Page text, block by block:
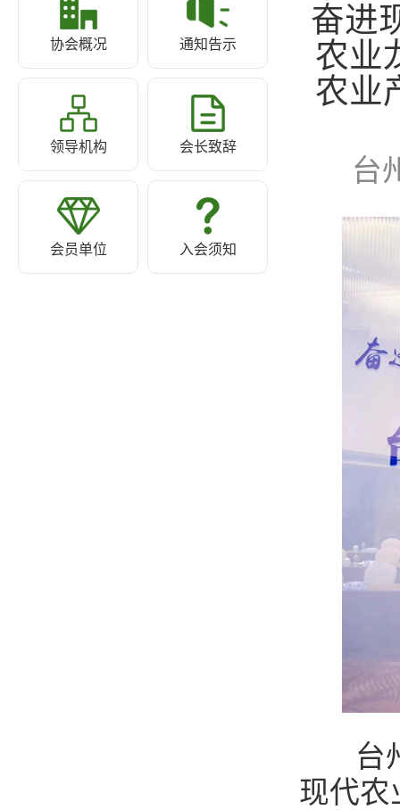
协会概况 通知告示
领导机构 会长致辞
会员单位 入会须知
奋进
农业
农业
台
台州
现代农